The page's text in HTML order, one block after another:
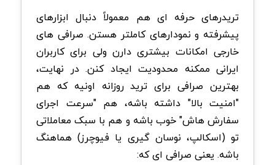
تریدرهای حرفه ای هم معمولاً دنبال ابزارهای
پیشرفته و نمودارهای کاملتر هستن. صرافی های
خارجی امکانات بیشتری دارن ولی برای کاربران
ایرانی ممکنه محدودیت ایجاد کنن. در نهایت،
بهترین صرافی برای ترید روزانه اونیه که هم
"امنیت بالا" داشته باشه، هم "سرعت اجرای
سفارش هاش" خوب باشه و هم با سبک معاملاتی
تو (اسکالپ، نوسان گیری یا فیوچرز) هماهنگ
باشه. یعنی صرافی ای که: